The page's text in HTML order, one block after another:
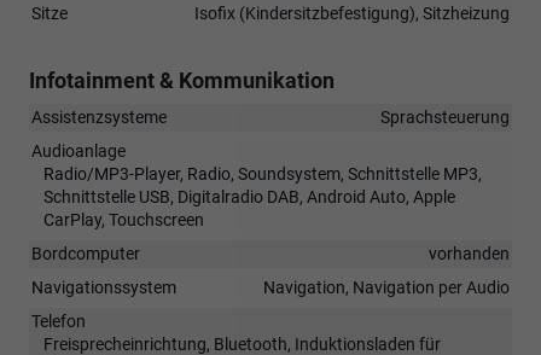
Sitze
Isofix (Kindersitzbefestigung), Sitzheizung
Infotainment & Kommunikation
Assistenzsysteme
Sprachsteuerung
Audioanlage
Radio/MP3-Player, Radio, Soundsystem, Schnittstelle MP3,
Schnittstelle USB, Digitalradio DAB, Android Auto, Apple
CarPlay, Touchscreen
Bordcomputer
vorhanden
Navigationssystem
Navigation, Navigation per Audio
Telefon
Freisprecheinrichtung, Bluetooth, Induktionsladen für